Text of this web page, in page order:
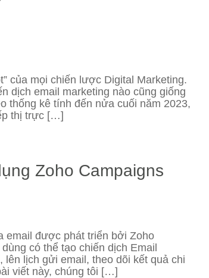
của mọi chiến lược Digital Marketing.
dịch email marketing nào cũng giống
thống kê tính đến nửa cuối năm 2023,
thị trực […]
Zoho Campaigns
email được phát triển bởi Zoho
có thể tạo chiến dịch Email
lên lịch gửi email, theo dõi kết quả chi
viết này, chúng tôi […]